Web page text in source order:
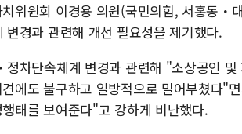
위원회 이경용 의원(국민의힘, 서홍동・
변경과 관련해 개선 필요성을 제기했다.
정차단속체계 변경과 관련해 "소상공인
에도 불구하고 일방적으로 밀어부쳤다"
태를 보여준다"고 강하게 비난했다.